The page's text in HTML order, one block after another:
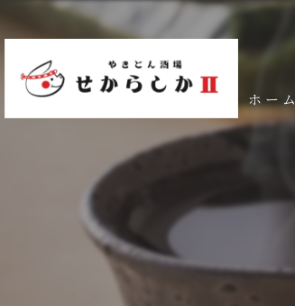
ホーム